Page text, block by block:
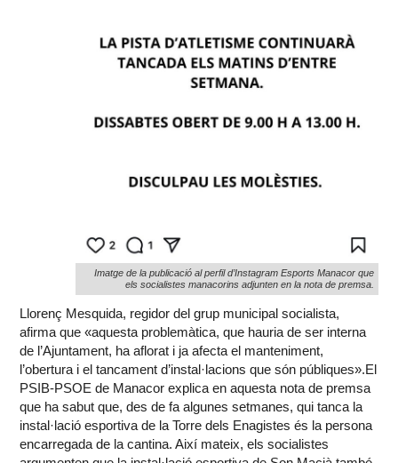
Imatge de la publicació al perfil d’Instagram Esports Manacor que
els socialistes manacorins adjunten en la nota de premsa.
Llorenç Mesquida, regidor del grup municipal socialista,
afirma que «aquesta problemàtica, que hauria de ser interna
de l’Ajuntament, ha aflorat i ja afecta el manteniment,
l’obertura i el tancament d’instal·lacions que són públiques».El
PSIB-PSOE de Manacor explica en aquesta nota de premsa
que ha sabut que, des de fa algunes setmanes, qui tanca la
instal·lació esportiva de la Torre dels Enagistes és la persona
encarregada de la cantina. Així mateix, els socialistes